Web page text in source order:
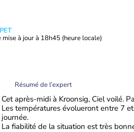
mise à jour à 18h45 (heure locale)
Résumé de l’expert
Cet après-midi à Kroonsig, Ciel voilé.
Les températures évolueront entre 7
journée.
La fiabilité de la situation est très